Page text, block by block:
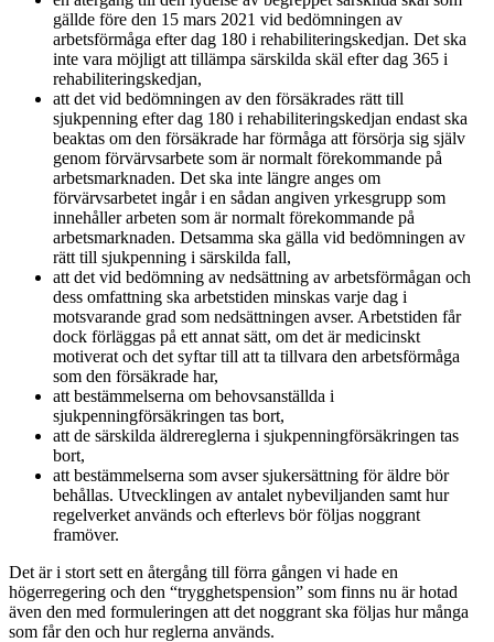
gällde före den 15 mars 2021 vid bedömningen av
arbetsförmåga efter dag 180 i rehabiliteringskedjan. Det ska
inte vara möjligt att tillämpa särskilda skäl efter dag 365 i
rehabiliteringskedjan,
att det vid bedömningen av den försäkrades rätt till
sjukpenning efter dag 180 i rehabiliteringskedjan endast ska
beaktas om den försäkrade har förmåga att försörja sig själv
genom förvärvsarbete som är normalt förekommande på
arbetsmarknaden. Det ska inte längre anges om
förvärvsarbetet ingår i en sådan angiven yrkesgrupp som
innehåller arbeten som är normalt förekommande på
arbetsmarknaden. Detsamma ska gälla vid bedömningen av
rätt till sjukpenning i särskilda fall,
att det vid bedömning av nedsättning av arbetsförmågan och
dess omfattning ska arbetstiden minskas varje dag i
motsvarande grad som nedsättningen avser. Arbetstiden får
dock förläggas på ett annat sätt, om det är medicinskt
motiverat och det syftar till att ta tillvara den arbetsförmåga
som den försäkrade har,
att bestämmelserna om behovsanställda i
sjukpenningförsäkringen tas bort,
att de särskilda äldrereglerna i sjukpenningförsäkringen tas
bort,
att bestämmelserna som avser sjukersättning för äldre bör
behållas. Utvecklingen av antalet nybeviljanden samt hur
regelverket används och efterlevs bör följas noggrant
framöver.
Det är i stort sett en återgång till förra gången vi hade en
högerregering och den “trygghetspension” som finns nu är hotad
även den med formuleringen att det noggrant ska följas hur många
som får den och hur reglerna används.